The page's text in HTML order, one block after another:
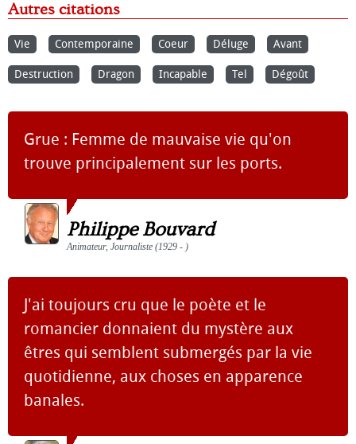
Autres citations
Vie Contemporaine Coeur Déluge Avant
Destruction Dragon Incapable Tel Dégoût
Grue : Femme de mauvaise vie qu'on
trouve principalement sur les ports.
Philippe Bouvard
Animateur, Journaliste (1929 - )
J'ai toujours cru que le poète et le
romancier donnaient du mystère aux
êtres qui semblent submergés par la vie
quotidienne, aux choses en apparence
banales.